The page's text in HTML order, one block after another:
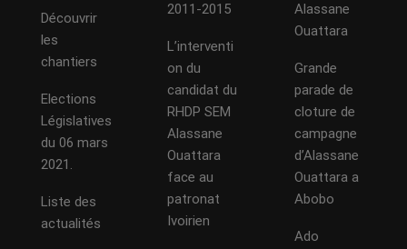
Découvrir
les
chantiers
Elections
Législatives
du 06 mars
2021.
Liste des
actualités
2011-2015
L’interventi
on du
candidat du
RHDP SEM
Alassane
Ouattara
face au
patronat
Ivoirien
Alassane
Ouattara
Grande
parade de
cloture de
campagne
d’Alassane
Ouattara a
Abobo
Ado